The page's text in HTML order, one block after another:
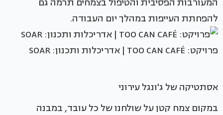
להפחתת העייפות במהלך יום העבודה.
פרויקט: TOO CAN CAFÉ | אדריכלות ותכנון: SOAR
אסתטיקה של ג'ונגל עירוני
במקום צמח קטן על שולחנו של כל עובד, במבנה